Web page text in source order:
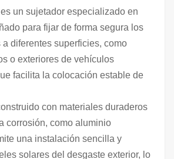
es un sujetador especializado en
para fijar de forma segura los
diferentes superficies, como
o exteriores de vehículos
facilita la colocación estable de
con materiales duraderos
corrosión, como aluminio
una instalación sencilla y
solares del desgaste exterior, lo